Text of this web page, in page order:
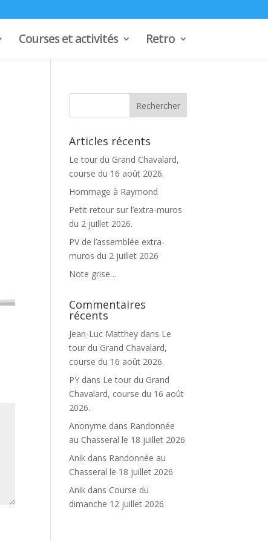
Courses et activités Retro
Articles récents
Le tour du Grand Chavalard,
course du 16 août 2026.
Hommage à Raymond
Petit retour sur l’extra-muros
du 2 juillet 2026.
PV de l’assemblée extra-
muros du 2 juillet 2026
Note grise…
Commentaires
récents
Jean-Luc Matthey dans Le
tour du Grand Chavalard,
course du 16 août 2026.
PY dans Le tour du Grand
Chavalard, course du 16 août
2026.
Anonyme dans Randonnée
au Chasseral le 18 juillet 2026
Anik dans Randonnée au
Chasseral le 18 juillet 2026
Anik dans Course du
dimanche 12 juillet 2026